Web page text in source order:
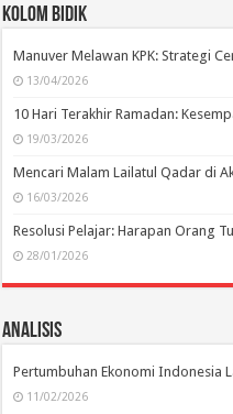
Kolom Bidik
Manuver Melawan KPK: Strategi
13/04/2026
10 Hari Terakhir Ramadan:
19/03/2026
Mencari Malam Lailatul Qadar di
16/03/2026
Resolusi Pelajar: Harapan Orang
28/01/2026
Analisis
Pertumbuhan Ekonomi Indonesia
11/02/2026